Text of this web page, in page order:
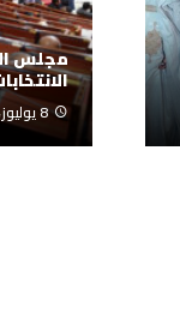
مجلس
8 يوليوز، 2026